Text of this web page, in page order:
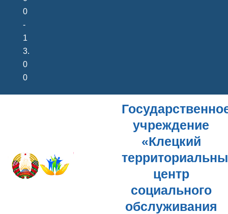
0
-
1
3.
0
0
учреждение
«Клецкий
центр
социального
обслуживания